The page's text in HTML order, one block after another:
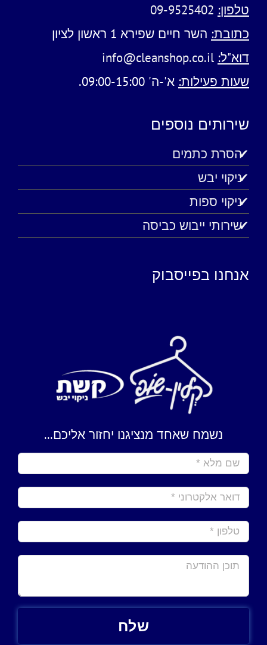
טלפון: 09-9525402
כתובת: השר חיים שפירא 1 ראשון לציון
דוא"ל: info@cleanshop.co.il
שעות פעילות: א'-ה' 09:00-15:00.
שירותים נוספים
הסרת כתמים
ניקוי יבש
ניקוי ספות
שירותי ייבוש כביסה
אנחנו בפייסבוק
נשמח שאחד מנציגנו יחזור אליכם...